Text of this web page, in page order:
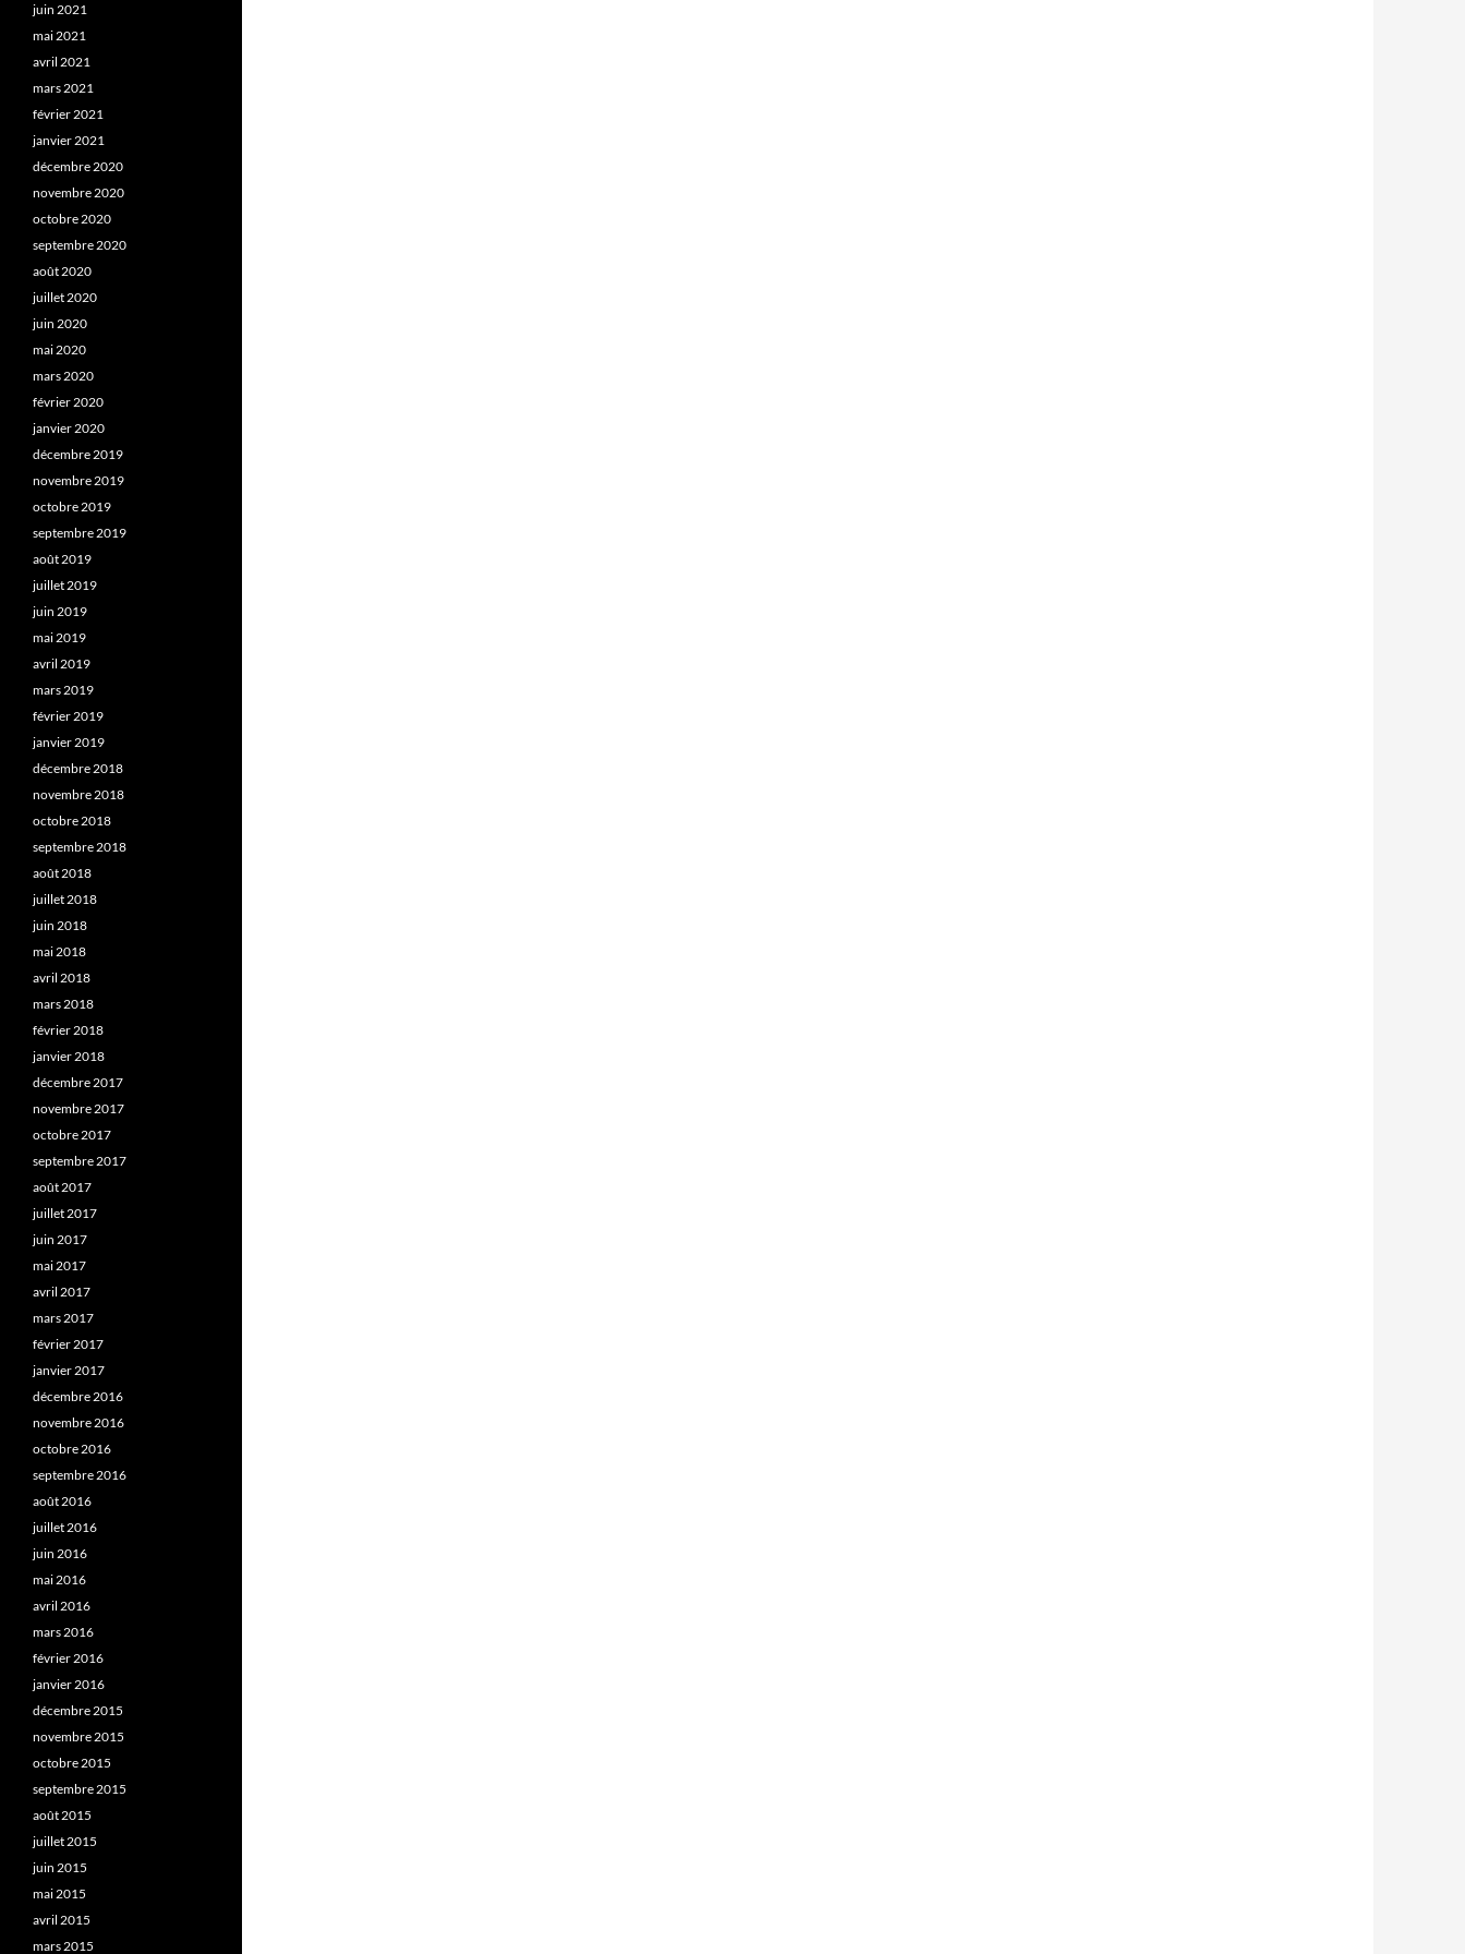
juin 2021
mai 2021
avril 2021
mars 2021
février 2021
janvier 2021
décembre 2020
novembre 2020
octobre 2020
septembre 2020
août 2020
juillet 2020
juin 2020
mai 2020
mars 2020
février 2020
janvier 2020
décembre 2019
novembre 2019
octobre 2019
septembre 2019
août 2019
juillet 2019
juin 2019
mai 2019
avril 2019
mars 2019
février 2019
janvier 2019
décembre 2018
novembre 2018
octobre 2018
septembre 2018
août 2018
juillet 2018
juin 2018
mai 2018
avril 2018
mars 2018
février 2018
janvier 2018
décembre 2017
novembre 2017
octobre 2017
septembre 2017
août 2017
juillet 2017
juin 2017
mai 2017
avril 2017
mars 2017
février 2017
janvier 2017
décembre 2016
novembre 2016
octobre 2016
septembre 2016
août 2016
juillet 2016
juin 2016
mai 2016
avril 2016
mars 2016
février 2016
janvier 2016
décembre 2015
novembre 2015
octobre 2015
septembre 2015
août 2015
juillet 2015
juin 2015
mai 2015
avril 2015
mars 2015